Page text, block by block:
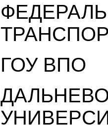
ГОУ ВПО